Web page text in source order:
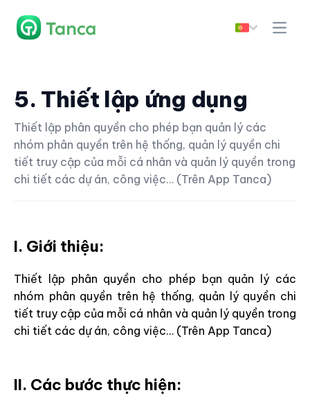
5. Thiết lập ứng dụng
Thiết lập phân quyền cho phép bạn quản lý các
nhóm phân quyền trên hệ thống, quản lý quyền chi
tiết truy cập của mỗi cá nhân và quản lý quyền trong
chi tiết các dự án, công việc… (Trên App Tanca)
I. Giới thiệu:
Thiết lập phân quyền cho phép bạn quản lý các
nhóm phân quyền trên hệ thống, quản lý quyền chi
tiết truy cập của mỗi cá nhân và quản lý quyền trong
chi tiết các dự án, công việc… (Trên App Tanca)
II. Các bước thực hiện: